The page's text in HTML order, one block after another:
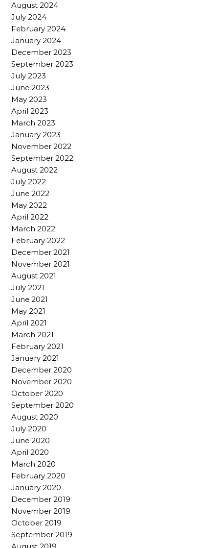
August 2024
July 2024
February 2024
January 2024
December 2023
September 2023
July 2023
June 2023
May 2023
April 2023
March 2023
January 2023
November 2022
September 2022
August 2022
July 2022
June 2022
May 2022
April 2022
March 2022
February 2022
December 2021
November 2021
August 2021
July 2021
June 2021
May 2021
April 2021
March 2021
February 2021
January 2021
December 2020
November 2020
October 2020
September 2020
August 2020
July 2020
June 2020
April 2020
March 2020
February 2020
January 2020
December 2019
November 2019
October 2019
September 2019